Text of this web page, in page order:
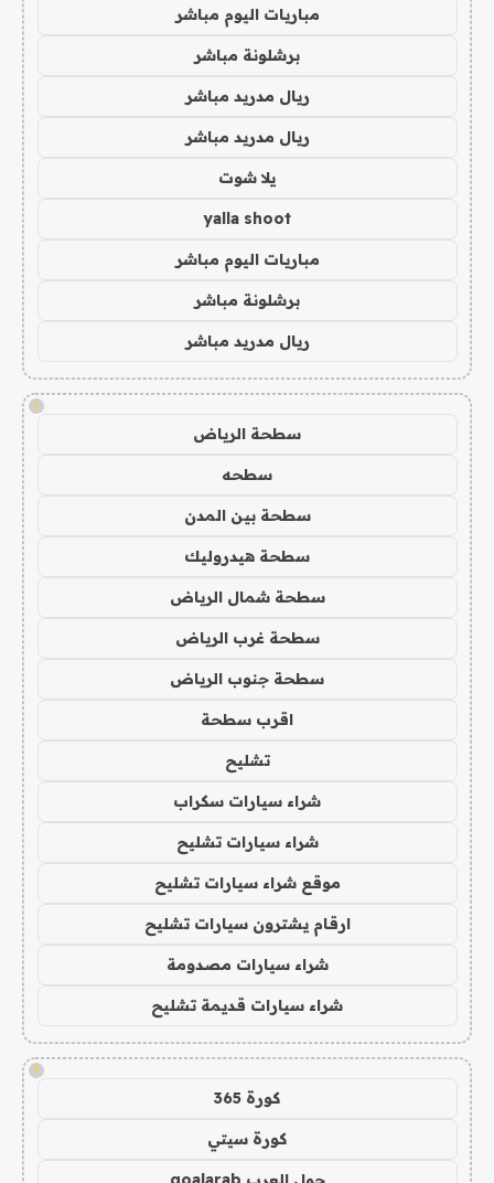
مباريات اليوم مباشر
برشلونة مباشر
ريال مدريد مباشر
ريال مدريد مباشر
يلا شوت
yalla shoot
مباريات اليوم مباشر
برشلونة مباشر
ريال مدريد مباشر
!
سطحة الرياض
سطحه
سطحة بين المدن
سطحة هيدروليك
سطحة شمال الرياض
سطحة غرب الرياض
سطحة جنوب الرياض
اقرب سطحة
تشليح
شراء سيارات سكراب
شراء سيارات تشليح
موقع شراء سيارات تشليح
ارقام يشترون سيارات تشليح
شراء سيارات مصدومة
شراء سيارات قديمة تشليح
!
كورة 365
كورة سيتي